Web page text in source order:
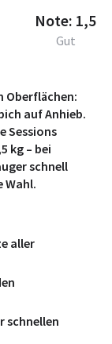
Note: 1,5
Gut
Oberflächen:
auf Anhieb.
Sessions
kg – bei
schnell
Wahl.
aller
schnellen